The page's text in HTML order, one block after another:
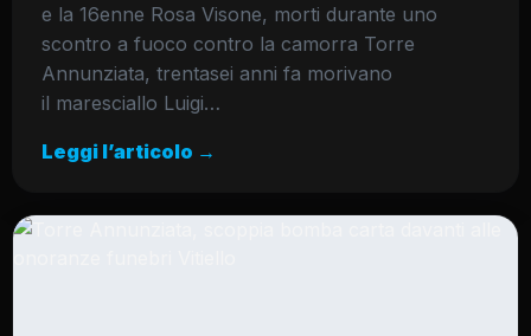
e la 16enne Rosa Visone, morti durante uno
scontro a fuoco contro la camorra Torre
Annunziata, trentasei anni fa morivano
il maresciallo Luigi…
Leggi l’articolo →